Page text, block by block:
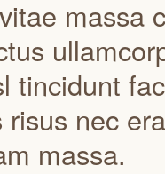
massa
tincidunt
risus nec
massa.